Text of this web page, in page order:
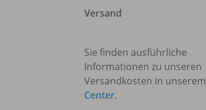
Versand
Sie finden ausführliche
Informationen zu unseren
Versandkosten in unserem
Center.